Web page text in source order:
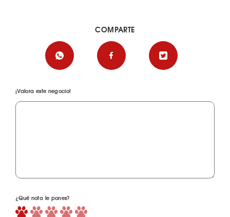
¡Valora este negocio!
¿Qué nota le pones?
COMPARTE